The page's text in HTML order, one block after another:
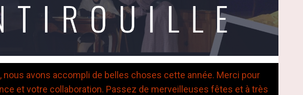
nous avons accompli de belles choses cette année. Merci pour
et votre collaboration. Passez de merveilleuses fêtes et à très